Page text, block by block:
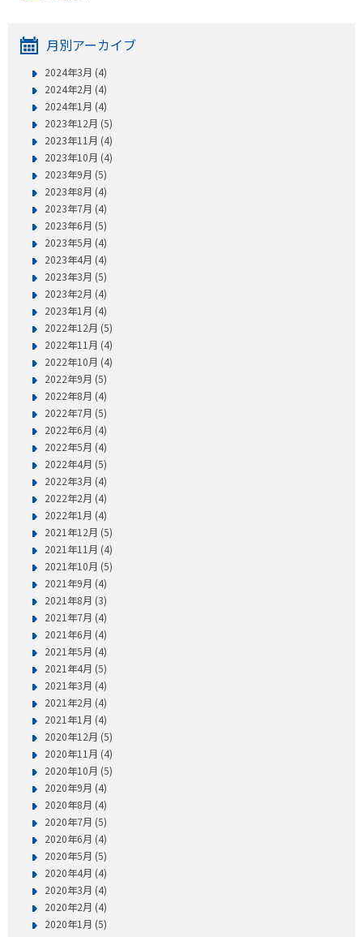
月別アーカイブ
2024年3月 (4)
2024年2月 (4)
2024年1月 (4)
2023年12月 (5)
2023年11月 (4)
2023年10月 (4)
2023年9月 (5)
2023年8月 (4)
2023年7月 (4)
2023年6月 (5)
2023年5月 (4)
2023年4月 (4)
2023年3月 (5)
2023年2月 (4)
2023年1月 (4)
2022年12月 (5)
2022年11月 (4)
2022年10月 (4)
2022年9月 (5)
2022年8月 (4)
2022年7月 (5)
2022年6月 (4)
2022年5月 (4)
2022年4月 (5)
2022年3月 (4)
2022年2月 (4)
2022年1月 (4)
2021年12月 (5)
2021年11月 (4)
2021年10月 (5)
2021年9月 (4)
2021年8月 (3)
2021年7月 (4)
2021年6月 (4)
2021年5月 (4)
2021年4月 (5)
2021年3月 (4)
2021年2月 (4)
2021年1月 (4)
2020年12月 (5)
2020年11月 (4)
2020年10月 (5)
2020年9月 (4)
2020年8月 (4)
2020年7月 (5)
2020年6月 (4)
2020年5月 (5)
2020年4月 (4)
2020年3月 (4)
2020年2月 (4)
2020年1月 (5)